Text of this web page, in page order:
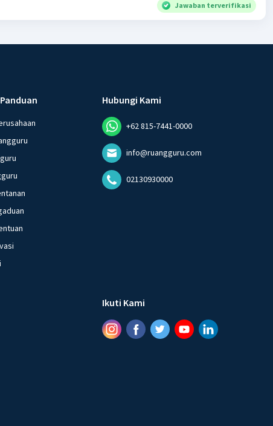
Jawaban terverifikasi
Hubungi Kami
+62 815-7441-0000
info@ruangguru.com
02130930000
Ikuti Kami